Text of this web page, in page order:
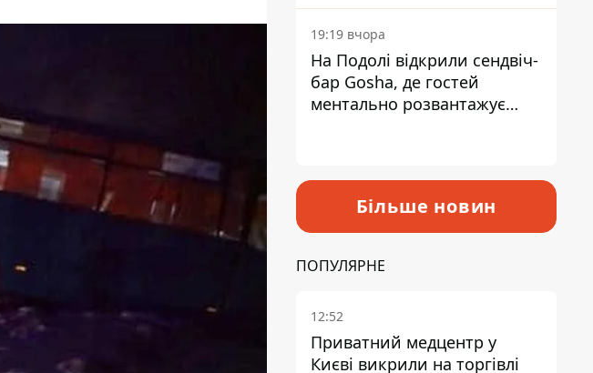
19:19 вчора
На Подолі відкрили сендвіч-
бар Gosha, де гостей
ментально розвантажує
Більше новин
ПОПУЛЯРНЕ
12:52
Приватний медцентр у
Києві викрили на торгівлі